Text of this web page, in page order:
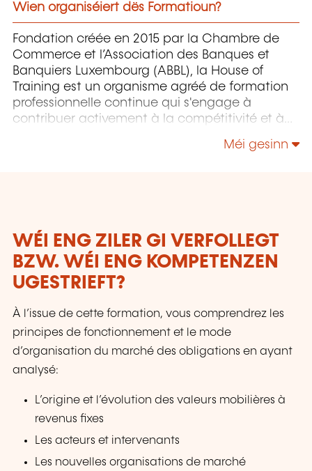
Wien organiséiert dës Formatioun?
Fondation créée en 2015 par la Chambre de
Commerce et l’Association des Banques et
Banquiers Luxembourg (ABBL), la House of
Training est un organisme agréé de formation
professionnelle continue qui s'engage à
contribuer activement à la compétitivité et à
les compétences de ceux qui font vivre son
Méi gesinn
WÉI ENG ZILER GI VERFOLLEGT
BZW. WÉI ENG KOMPETENZEN
UGESTRIEFT?
À l’issue de cette formation, vous comprendrez les
principes de fonctionnement et le mode
d’organisation du marché des obligations en ayant
analysé:
L’origine et l’évolution des valeurs mobilières à
revenus fixes
Les acteurs et intervenants
Les nouvelles organisations de marché